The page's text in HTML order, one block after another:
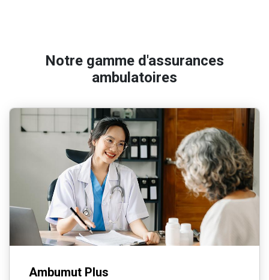
Notre gamme d'assurances
ambulatoires
Ambumut Plus